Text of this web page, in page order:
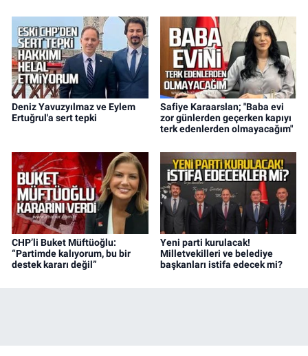
Deniz Yavuzyılmaz ve Eylem
Ertuğrul'a sert tepki
Safiye Karaarslan; "Baba evi
zor günlerden geçerken kapıyı
terk edenlerden olmayacağım"
CHP’li Buket Müftüoğlu:
“Partimde kalıyorum, bu bir
destek kararı değil”
Yeni parti kurulacak!
Milletvekilleri ve belediye
başkanları istifa edecek mi?